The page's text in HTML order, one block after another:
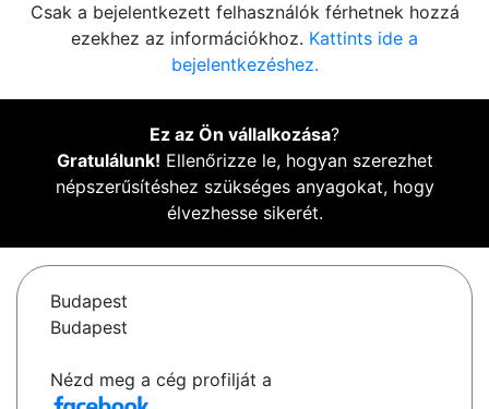
Csak a bejelentkezett felhasználók férhetnek hozzá
ezekhez az információkhoz. Kattints ide a
bejelentkezéshez.
Ez az Ön vállalkozása?
Gratulálunk! Ellenőrizze le, hogyan szerezhet
népszerűsítéshez szükséges anyagokat, hogy
élvezhesse sikerét.
Budapest
Budapest
Nézd meg a cég profilját a